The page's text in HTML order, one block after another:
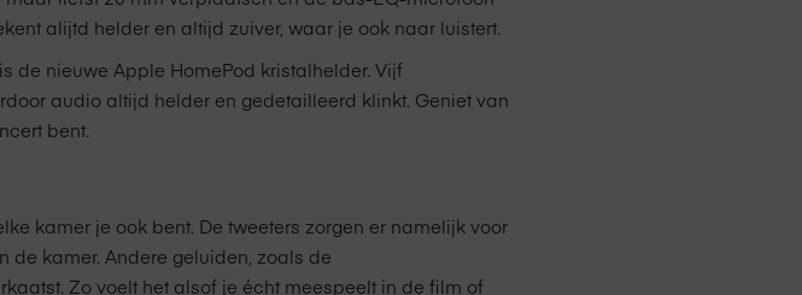
alijtd helder en altijd zuiver, waar je ook naar luistert.
de nieuwe Apple HomePod kristalhelder. Vijf
audio altijd helder en gedetailleerd klinkt. Geniet van
bent.
kamer je ook bent. De tweeters zorgen er namelijk voor
kamer. Andere geluiden, zoals de
Zo voelt het alsof je écht meespeelt in de film of